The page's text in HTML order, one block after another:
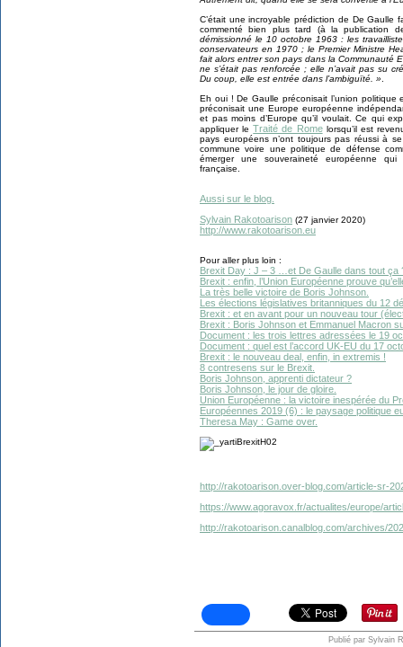
C’était une incroyable prédiction de De
commenté bien plus tard (à la publication
démissionné le 10 octobre 1963 : les
conservateurs en 1970 ; le Premier Ministre
fait alors entrer son pays dans la Communauté
ne s’était pas renforcée ; elle n’avait pas su
Du coup, elle est entrée dans l’ambiguïté. ».
Eh oui ! De Gaulle préconisait l’union
préconisait une Europe européenne
et pas moins d’Europe qu’il voulait. Ce qui
appliquer leTraité de Romelorsqu’il est
pays européens n’ont toujours pas réussi à
commune voire une politique de défense
émerger une souveraineté européenne
française.
Aussi sur le blog.
Sylvain Rakotoarison (27 janvier 2020)
http://www.rakotoarison.eu
Pour aller plus loin :
Brexit Day : J – 3 …et De Gaulle dans tout ça
Brexit : enfin, l’Union Européenne prouve
La très belle victoire de Boris Johnson.
Les élections législatives britanniques du 12
Brexit : et en avant pour un nouveau tour
Brexit : Boris Johnson et Emmanuel Macron
Document : les trois lettres adressées le 19
Document : quel est l’accord UK-EU du 17
Brexit : le nouveau deal, enfin, in extremis !
8 contresens sur le Brexit.
Boris Johnson, apprenti dictateur ?
Boris Johnson, le jour de gloire.
Union Européenne : la victoire inespérée du
Européennes 2019 (6) : le paysage politique
Theresa May : Game over.
http://rakotoarison.over-blog.com/article-sr-
https://www.agoravox.fr/actualites/europe/
http://rakotoarison.canalblog.com/archives/
Publié par Sylvain